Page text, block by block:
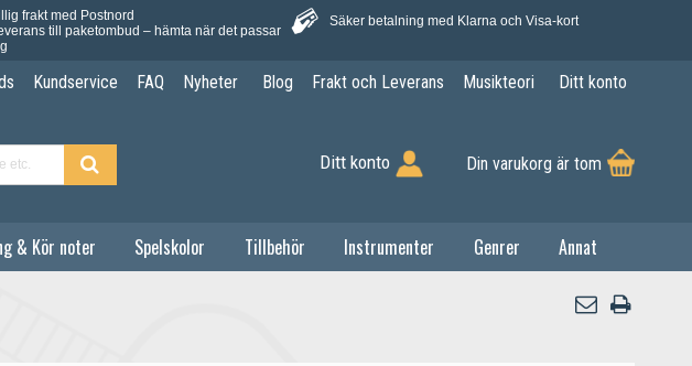
frakt med Postnord
till paketombud – hämta när det passar
Säker betalning med Klarna och Visa-kort
Kundservice FAQ Nyheter Blog Frakt och Leverans Musikteori Ditt konto
Ditt konto Din varukorg är tom
& Kör noter Spelskolor Tillbehör Instrumenter Genrer Annat